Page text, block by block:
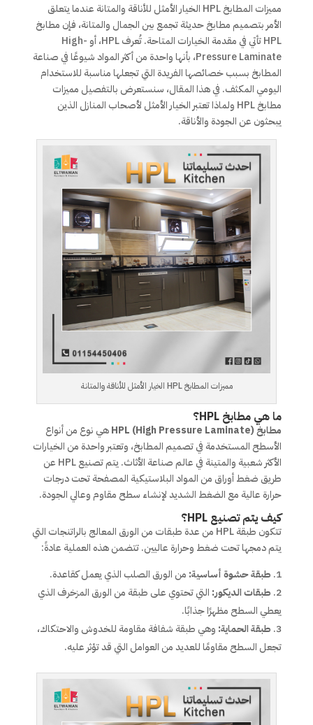
مميزات المطابخ HPL الخيار الأمثل للأناقة والمتانة عندما يتعلق
الأمر بتصميم مطابخ حديثة تجمع بين الجمال والمتانة، فإن مطابخ
HPL تأتي في مقدمة الخيارات المتاحة. تُعرف HPL، أو High-
Pressure Laminate، بأنها واحدة من أكثر المواد شيوعًا في صناعة
المطابخ بسبب خصائصها الفريدة التي تجعلها مناسبة للاستخدام
اليومي المكثف. في هذا المقال، سنستعرض بالتفصيل مميزات
مطابخ HPL ولماذا تعتبر الخيار الأمثل لأصحاب المنازل الذين
يبحثون عن الجودة والأناقة.
مميزات المطابخ HPL الخيار الأمثل للأناقة والمتانة
ما هي مطابخ HPL؟
مطابخ HPL (High Pressure Laminate)
هي نوع من أنواع
الأسطح المستخدمة في تصميم المطابخ، وتعتبر واحدة من الخيارات
الأكثر شعبية والمتينة في عالم صناعة الأثاث. يتم تصنيع HPL عن
طريق ضغط أوراق من المواد البلاستيكية المصفحة تحت درجات
حرارة عالية مع الضغط الشديد لإنشاء سطح مقاوم وعالي الجودة.
كيف يتم تصنيع HPL؟
تتكون طبقة HPL من عدة طبقات من الورق المعالج بالراتنجات التي
يتم دمجها تحت ضغط وحرارة عاليين. تتضمن هذه العملية عادةً:
طبقة حشوة أساسية: من الورق الصلب الذي يعمل كقاعدة.
طبقات الديكور: التي تحتوي على طبقة من الورق المزخرف الذي
يعطي السطح مظهرًا جذابًا.
طبقة الحماية: وهي طبقة شفافة مقاومة للخدوش والاحتكاك،
تجعل السطح مقاومًا للعديد من العوامل التي قد تؤثر عليه.